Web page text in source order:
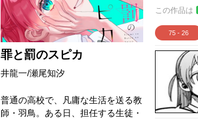
罪と罰のスピカ
井龍一/瀬尾知汐
普通の高校で、凡庸な生活を送る教
師・羽鳥。ある日、担任する生徒・
この作品は
75 - 26